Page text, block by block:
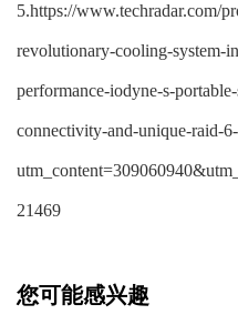
5.https://www.techradar.com/
revolutionary-cooling-system-
performance-iodyne-s-
connectivity-and-unique-raid-
21469
您可能感兴趣